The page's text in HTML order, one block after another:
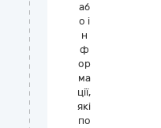
аб
о і
н
ф
ор
ма
ції,
які
по